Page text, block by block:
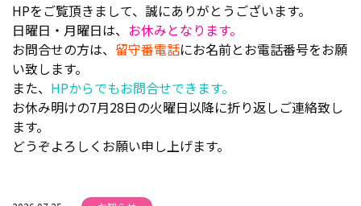
HPをご覧頂きまして、誠にありがとうございます。
日曜日・月曜日は、 お休みとなります。
お問合せの方は、 留守番電話にお名前とお電話番号をお願
い致します。
また、 HPからでもお問合せできます。
お休み明けの7月28日の火曜日以降に折り返しご連絡致し
ます。
どうぞよろしくお願い申し上げます。